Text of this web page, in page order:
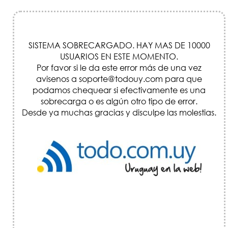
SISTEMA SOBRECARGADO. HAY MAS DE 10000
USUARIOS EN ESTE MOMENTO.
Por favor si le da este error más de una vez
avisenos a soporte@todouy.com para que
podamos chequear si efectivamente es una
sobrecarga o es algún otro tipo de error.
Desde ya muchas gracias y disculpe las molestias.